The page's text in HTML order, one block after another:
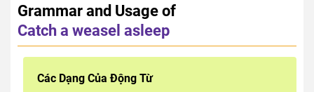
Grammar and Usage of
Catch a weasel asleep
Các Dạng Của Động Từ